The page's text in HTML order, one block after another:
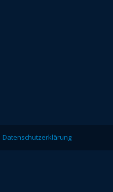
Datenschutzerklärung